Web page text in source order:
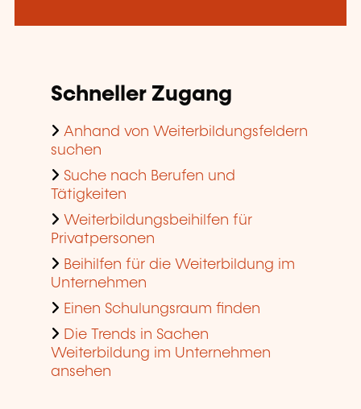
Schneller Zugang
Anhand von Weiterbildungsfeldern
suchen
Suche nach Berufen und
Tätigkeiten
Weiterbildungsbeihilfen für
Privatpersonen
Beihilfen für die Weiterbildung im
Unternehmen
Einen Schulungsraum finden
Die Trends in Sachen
Weiterbildung im Unternehmen
ansehen